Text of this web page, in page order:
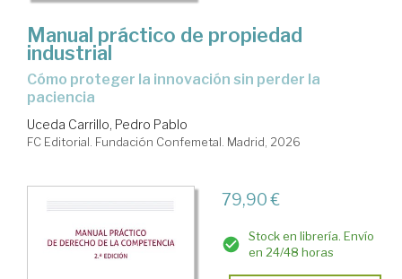
Manual práctico de propiedad
industrial
Cómo proteger la innovación sin perder la
paciencia
Uceda Carrillo, Pedro Pablo
FC Editorial. Fundación Confemetal. Madrid, 2026
79,90 €
Stock en librería. Envío
en 24/48 horas